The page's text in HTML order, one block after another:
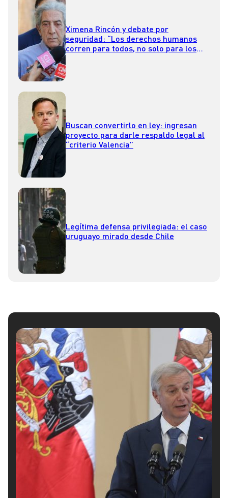
Ximena Rincón y debate por
seguridad: “Los derechos humanos
corren para todos, no solo para los
Buscan convertirlo en ley: ingresan
proyecto para darle respaldo legal al
“criterio Valencia”
Legítima defensa privilegiada: el caso
uruguayo mirado desde Chile